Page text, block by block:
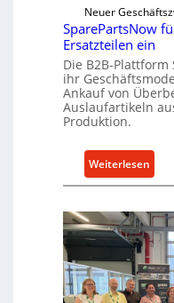
k
t
e
A
n
t
i
b
i
c
k
e
l
t
-
l
a
t
t
f
Neuer
SparePartsNow
Ersatzteilen ein
Die B2B-
ihr
Ankauf von
Auslaufartikeln
Produktion.
Weiterlesen
S
a
r
e
P
a